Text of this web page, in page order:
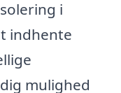
i
indhente
mulighed